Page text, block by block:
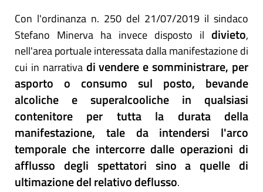
Con l'ordinanza n. 250 del 21/07/2019 il sindaco
Stefano Minerva ha invece disposto il divieto,
nell'area portuale interessata dalla manifestazione di
cui in narrativa di vendere e somministrare, per
asporto o consumo sul posto, bevande
alcoliche e superalcooliche in qualsiasi
contenitore per tutta la durata della
manifestazione, tale da intendersi l'arco
temporale che intercorre dalle operazioni di
afflusso degli spettatori sino a quelle di
ultimazione del relativo deflusso.